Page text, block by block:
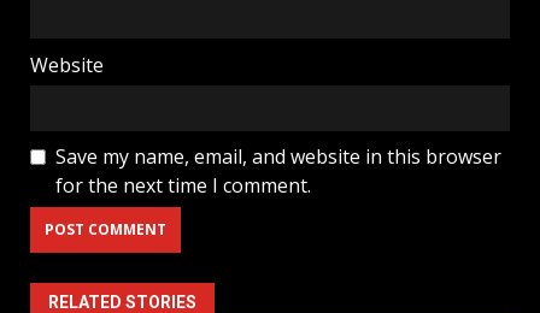
Website
Save my name, email, and website in this browser
for the next time I comment.
RELATED STORIES